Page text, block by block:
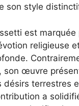
son style
est marquée
religieuse
son œuvre
terrestres
a